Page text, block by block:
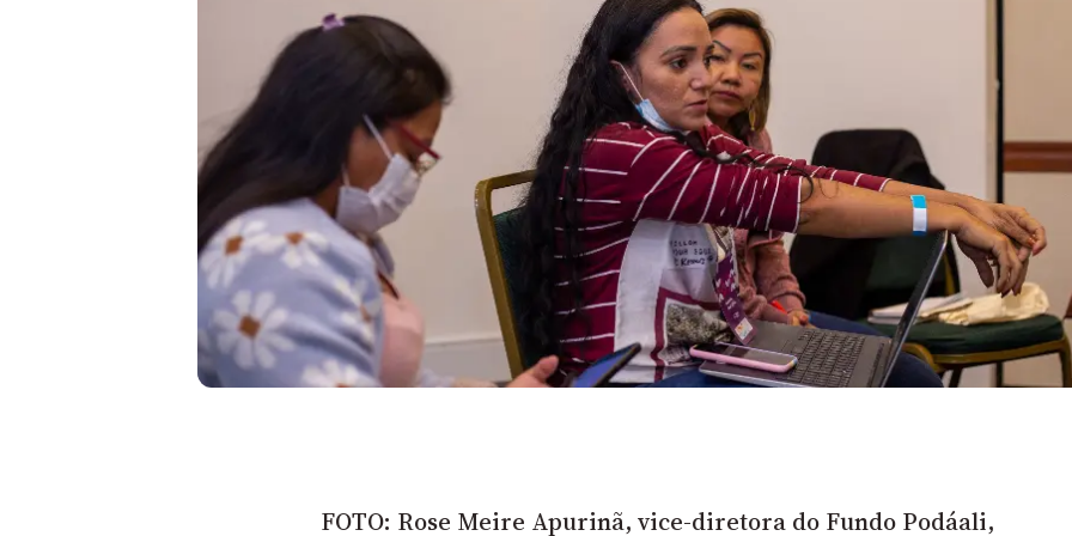
Liberdade de expressão Tráfico de pessoas e trabalho escravo
FOTO: Rose Meire Apurinã, vice-diretora do Fundo Podáali,